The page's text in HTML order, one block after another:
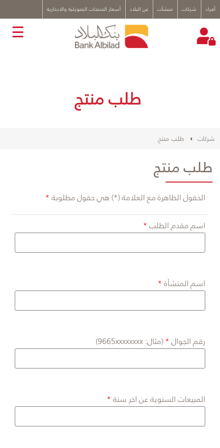
أفراد شركات منشآت عن البلاد أسعار المنتجات التمويلية والادخارية x☰
طلب منتج
شركات طلب منتج
طلب منتج
الحقول الظاهرة مع العلامة (*) هي حقول مطلوبة
اسم مقدم الطلب
اسم المنشأة
رقم الجوال (مثال: 9665xxxxxxxx)
المبيعات السنوية عن اخر سنة